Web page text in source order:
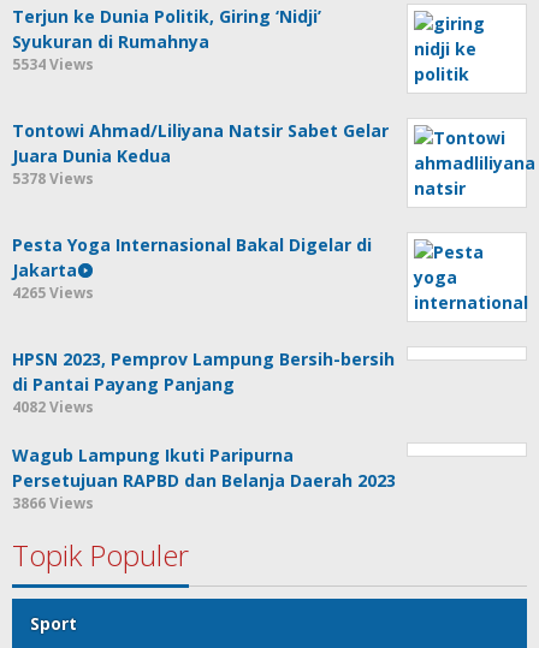
Terjun ke Dunia Politik, Giring ‘Nidji’
Syukuran di Rumahnya
5534 Views
Tontowi Ahmad/Liliyana Natsir Sabet Gelar
Juara Dunia Kedua
5378 Views
Pesta Yoga Internasional Bakal Digelar di
Jakarta
4265 Views
HPSN 2023, Pemprov Lampung Bersih-bersih
di Pantai Payang Panjang
4082 Views
Wagub Lampung Ikuti Paripurna
Persetujuan RAPBD dan Belanja Daerah 2023
3866 Views
Topik Populer
Sport